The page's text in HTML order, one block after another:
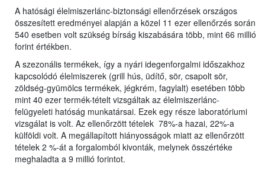
A hatósági élelmiszerlánc-biztonsági ellenőrzések országos
összesített eredményei alapján a közel 11 ezer ellenőrzés során
540 esetben volt szükség bírság kiszabására több, mint 66 millió
forint értékben.
A szezonális termékek, így a nyári idegenforgalmi időszakhoz
kapcsolódó élelmiszerek (grill hús, üdítő, sör, csapolt sör,
zöldség-gyümölcs termékek, jégkrém, fagylalt) esetében több
mint 40 ezer termék-tételt vizsgáltak az élelmiszerlánc-
felügyeleti hatóság munkatársai. Ezek egy része laboratóriumi
vizsgálat is volt. Az ellenőrzött tételek 78%-a hazai, 22%-a
külföldi volt. A megállapított hiányosságok miatt az ellenőrzött
tételek 2 %-át a forgalomból kivonták, melynek összértéke
meghaladta a 9 millió forintot.